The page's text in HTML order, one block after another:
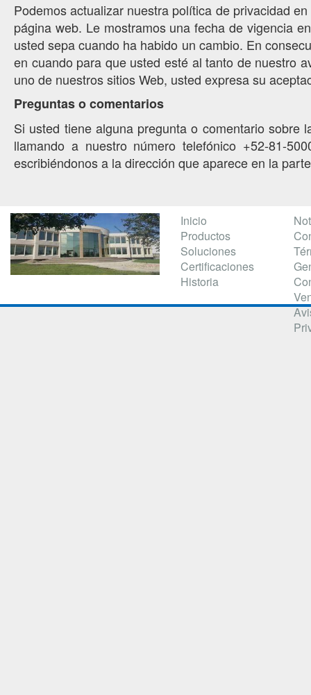
Podemos actualizar nuestra política de privacidad
página web. Le mostramos una fecha de vigencia
usted sepa cuando ha habido un cambio. En
en cuando para que usted esté al tanto de nuestro
uno de nuestros sitios Web, usted expresa su
Preguntas o comentarios
Si usted tiene alguna pregunta o comentario sobre
llamando a nuestro número telefónico +52-81-
escribiéndonos a la dirección que aparece en la
Inicio
Productos
Soluciones
Certificaciones
Historia